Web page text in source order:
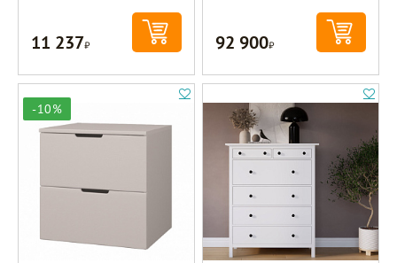
11 237Р 92 900Р
-10%